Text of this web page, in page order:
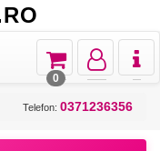
Toggle
Toggle
navigation
Toggle
navigation
0
Telefon: 0371236356